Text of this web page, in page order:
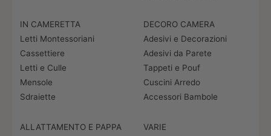
IN CAMERETTA
Letti Montessoriani
Cassettiere
Letti e Culle
Mensole
Sdraiette
DECORO CAMERA
Adesivi e Decorazioni
Adesivi da Parete
Tappeti e Pouf
Cuscini Arredo
Accessori Bambole
ALLATTAMENTO E PAPPA
VARIE